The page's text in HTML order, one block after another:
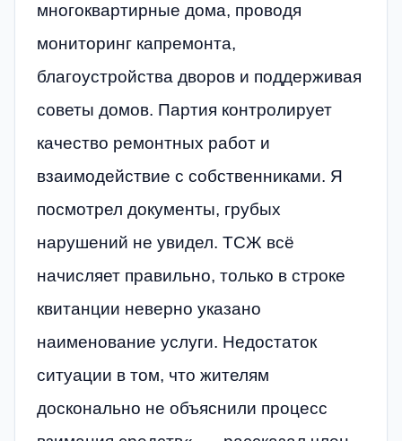
многоквартирные дома, проводя
мониторинг капремонта,
благоустройства дворов и поддерживая
советы домов. Партия контролирует
качество ремонтных работ и
взаимодействие с собственниками. Я
посмотрел документы, грубых
нарушений не увидел. ТСЖ всё
начисляет правильно, только в строке
квитанции неверно указано
наименование услуги. Недостаток
ситуации в том, что жителям
досконально не объяснили процесс